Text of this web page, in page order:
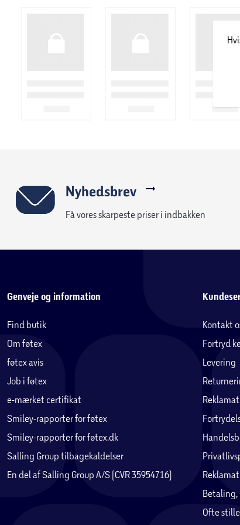
Nyhedsbrev
Få vores skarpeste priser i indbakken
Genveje og information
Find butik
Om føtex
føtex avis
Job i føtex
e-mærket certifikat
Smiley-rapporter for føtex
Smiley-rapporter for føtex.dk
Salling Group tilbagekaldelser
En del af Salling Group A/S (CVR 35954716)
Kontakt
Fortryd
Levering
Betaling,
Ofte